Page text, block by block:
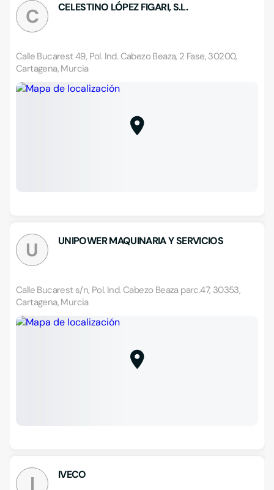
C CELESTINO LÓPEZ FIGARI, S.L.
Calle Bucarest 49, Pol. Ind. Cabezo Beaza, 2 Fase, 30200,
Cartagena, Murcia
U UNIPOWER MAQUINARIA Y SERVICIOS
Calle Bucarest s/n, Pol. Ind. Cabezo Beaza parc.47, 30353,
Cartagena, Murcia
I IVECO